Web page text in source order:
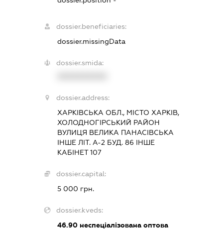
dossier.beneficiaries:
dossier.missingData
dossier.smida:
dossier.address:
ХАРКІВСЬКА ОБЛ., МІСТО ХАРКІВ,
ХОЛОДНОГІРСЬКИЙ РАЙОН
ВУЛИЦЯ ВЕЛИКА ПАНАСІВСЬКА
ІНШЕ ЛІТ. А-2 БУД. 86 ІНШЕ
КАБІНЕТ 107
dossier.capital:
5 000 грн.
dossier.kveds:
46.90 неспеціалізована оптова